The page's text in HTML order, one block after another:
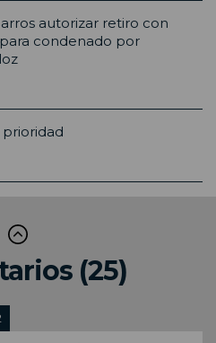
autorizar retiro con
condenado por
prioridad
(25)